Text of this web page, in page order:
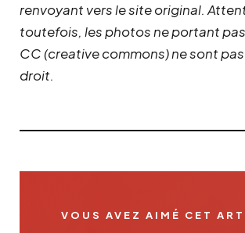
renvoyant vers le site original.
toutefois, les photos ne portant
CC (creative commons) ne sont
droit.
VOUS AVEZ AIMÉ CET